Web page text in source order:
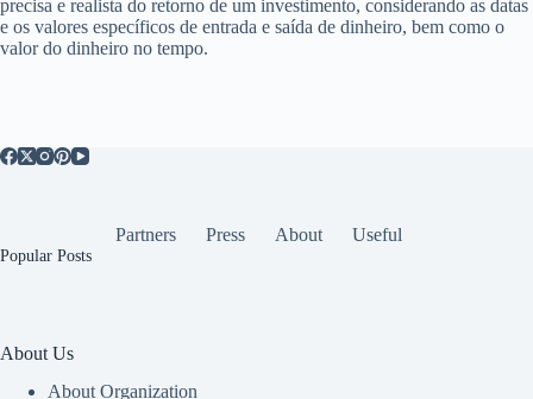
precisa e realista do retorno de um investimento, considerando as datas
e os valores específicos de entrada e saída de dinheiro, bem como o
valor do dinheiro no tempo.
Partners Press About Useful
Popular Posts
About Us
About Organization